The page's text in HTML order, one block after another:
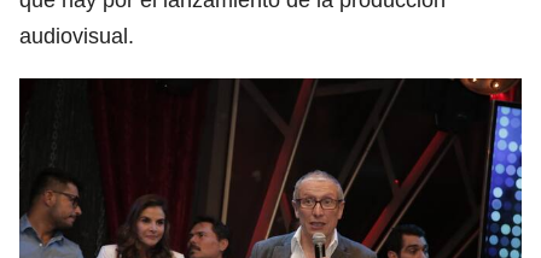
audiovisual.